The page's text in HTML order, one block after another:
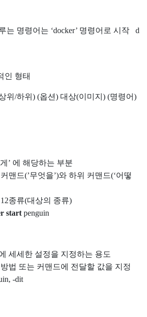
는 명령어는 ‘docker’ 명령어로 시작 d
인 형태
위/하위) (옵션) 대상(이미지) (명령어)
’ 에 해당하는 부분
맨드(’무엇을’)와 하위 커맨드(‘어떻
종류(대상의 종류)
start penguin
세세한 설정을 지정하는 용도
법 또는 커맨드에 전달할 값을 지정
-dit